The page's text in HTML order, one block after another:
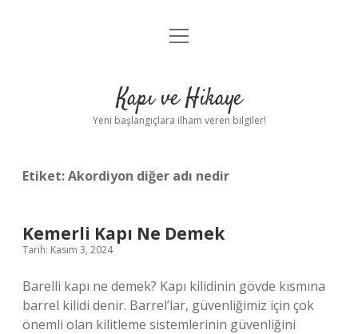
Anasayfa
Yasal Uyarı
menüyü
Kapı ve Hikaye
Yeni başlangıçlara ilham veren bilgiler!
Etiket:Akordiyon diğer adı nedir
Kemerli Kapı Ne Demek
Tarih: Kasım 3, 2024
Barelli kapı ne demek? Kapı kilidinin gövde kısmına
barrel kilidi denir. Barrel’lar, güvenliğimiz için çok
önemli olan kilitleme sistemlerinin güvenliğini